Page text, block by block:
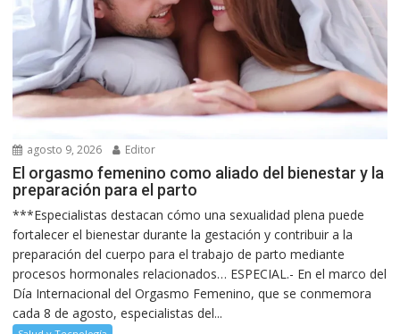
agosto 9, 2026 Editor
El orgasmo femenino como aliado del bienestar y la
preparación para el parto
***Especialistas destacan cómo una sexualidad plena puede
fortalecer el bienestar durante la gestación y contribuir a la
preparación del cuerpo para el trabajo de parto mediante
procesos hormonales relacionados… ESPECIAL.- En el marco del
Día Internacional del Orgasmo Femenino, que se conmemora
cada 8 de agosto, especialistas del...